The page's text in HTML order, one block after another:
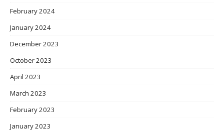
February 2024
January 2024
December 2023
October 2023
April 2023
March 2023
February 2023
January 2023